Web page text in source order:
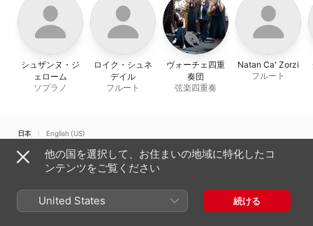
シュザンヌ・ジ
ェローム
ソプラノ
ロイク・シュネ
デイル
フルート
ヴォーチェ四重
奏団
弦楽四重奏
Natan Ca' Zorzi
フルート
日本 English (US)
Copyright © 2026 Apple Inc. All rights reserved.
インターネットサービス利用規約
Apple Musicとプライバシー
他の国を選択して、お住まいの地域に特化したコ
ンテンツをご覧ください
United States 続ける